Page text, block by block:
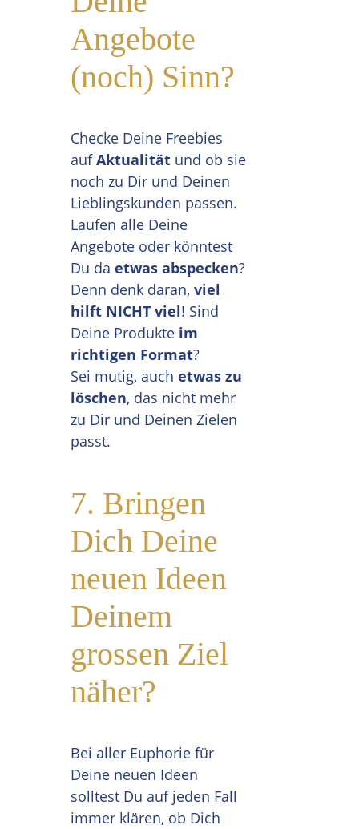
Angebote
(noch) Sinn?
Checke Deine Freebies
aufAktualität und ob sie
noch zu Dir und Deinen
Lieblingskunden passen.
Laufen alle Deine
Angebote oder könntest
Du da etwas abspecken?
Denn denk daran, viel
hilft NICHT viel! Sind
Deine Produkte im
richtigen Format?
Sei mutig, auch etwas zu
löschen, das nicht mehr
zu Dir und Deinen Zielen
passt.
7. Bringen
Dich Deine
neuen Ideen
Deinem
grossen Ziel
näher?
Bei aller Euphorie für
Deine neuen Ideen
solltest Du auf jeden Fall
immer klären, ob Dich